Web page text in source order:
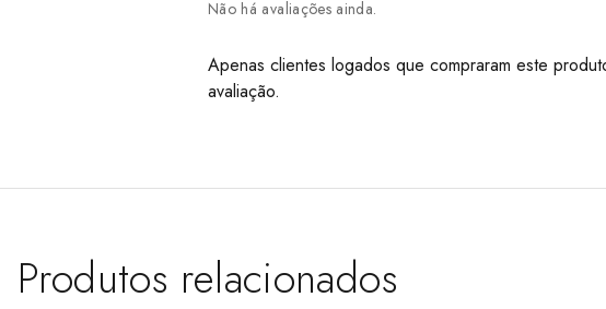
Não há avaliações ainda.
Apenas clientes logados que compraram este
avaliação.
Produtos relacionados